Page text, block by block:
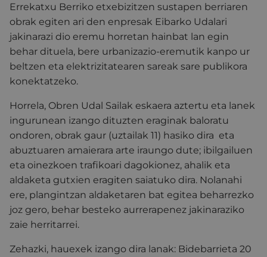
Errekatxu Berriko etxebizitzen sustapen berriaren
obrak egiten ari den enpresak Eibarko Udalari
jakinarazi dio eremu horretan hainbat lan egin
behar dituela, bere urbanizazio-eremutik kanpo ur
beltzen eta elektrizitatearen sareak sare publikora
konektatzeko.
Horrela, Obren Udal Sailak eskaera aztertu eta lanek
ingurunean izango dituzten eraginak baloratu
ondoren, obrak gaur (uztailak 11) hasiko dira eta
abuztuaren amaierara arte iraungo dute; ibilgailuen
eta oinezkoen trafikoari dagokionez, ahalik eta
aldaketa gutxien eragiten saiatuko dira. Nolanahi
ere, plangintzan aldaketaren bat egitea beharrezko
joz gero, behar besteko aurrerapenez jakinaraziko
zaie herritarrei.
Zehazki, hauexek izango dira lanak: Bidebarrieta 20